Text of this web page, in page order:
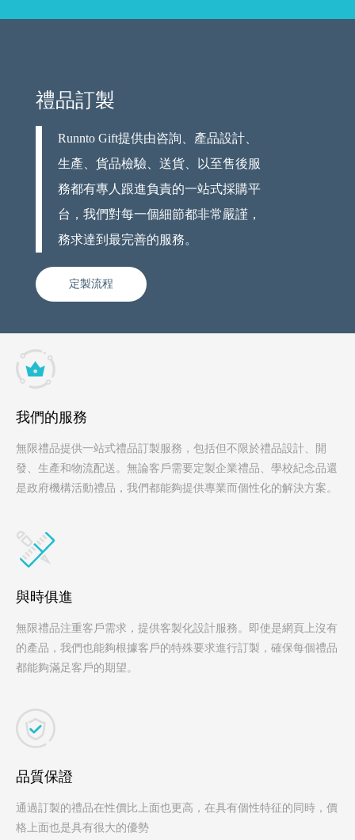
禮品訂製
Runnto Gift提供由咨詢、產品設計、
生產、貨品檢驗、送貨、以至售後服
務都有專人跟進負責的一站式採購平
台，我們對每一個細節都非常嚴謹，
務求達到最完善的服務。
定製流程
我們的服務
無限禮品提供一站式禮品訂製服務，包括但不限於禮品設計、開
發、生產和物流配送。無論客戶需要定製企業禮品、學校紀念品還
是政府機構活動禮品，我們都能夠提供專業而個性化的解決方案。
與時俱進
無限禮品注重客戶需求，提供客製化設計服務。即使是網頁上沒有
的產品，我們也能夠根據客戶的特殊要求進行訂製，確保每個禮品
都能夠滿足客戶的期望。
品質保證
通過訂製的禮品在性價比上面也更高，在具有個性特征的同時，價
格上面也是具有很大的優勢